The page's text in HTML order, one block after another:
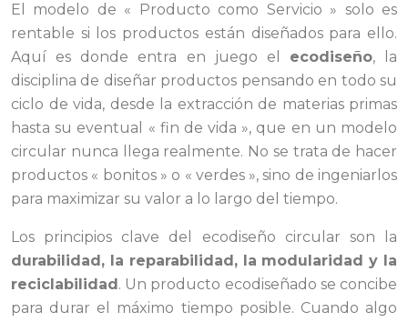
El modelo de « Producto como Servicio » solo es
rentable si los productos están diseñados para ello.
Aquí es donde entra en juego el ecodiseño, la
disciplina de diseñar productos pensando en todo su
ciclo de vida, desde la extracción de materias primas
hasta su eventual « fin de vida », que en un modelo
circular nunca llega realmente. No se trata de hacer
productos « bonitos » o « verdes », sino de ingeniarlos
para maximizar su valor a lo largo del tiempo.
Los principios clave del ecodiseño circular son la
durabilidad, la reparabilidad, la modularidad y la
reciclabilidad . Un producto ecodiseñado se concibe
para durar el máximo tiempo posible. Cuando algo